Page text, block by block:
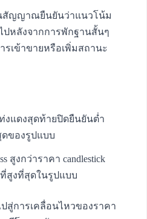
สัญญาณยืนยันว่าแนวโน้ม
ปหลังจากการพักฐานสั้นๆ
รเข้าขายหรือเพิ่มสถานะ
งแดงสุดท้ายปิดยืนยันต่ำ
ของรูปแบบ
สูงกว่าราคา candlestick
สูงที่สุดในรูปแบบ
สู่การเคลื่อนไหวของราคา